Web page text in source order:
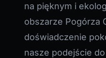
na pięknym i
obszarze Pogórza
doświadczenie
nasze podejście